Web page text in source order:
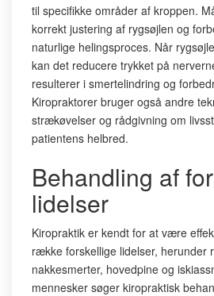
til specifikke områder af kroppen.
korrekt justering af rygsøjlen og
naturlige helingsproces. Når
kan det reducere trykket på
resulterer i smertelindring og
Kiropraktorer bruger også andre
strækøvelser og rådgivning om
patientens helbred.
Behandling af
lidelser
Kiropraktik er kendt for at være
række forskellige lidelser, herunder
nakkesmerter, hovedpine og
mennesker søger kiropraktisk